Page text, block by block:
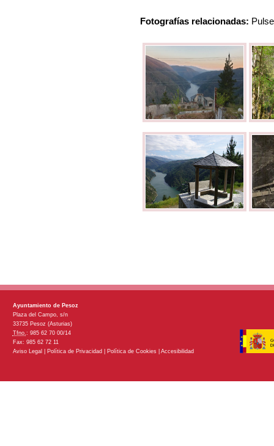
Fotografías relacionadas:
Ayuntamiento de Pesoz
Plaza del Campo, s/n
33735 Pesoz (Asturias)
Tfno.: 985 62 70 00/14
Fax: 985 62 72 11
Aviso Legal
Política de Privacidad Política de Cookies| Accesibilidad